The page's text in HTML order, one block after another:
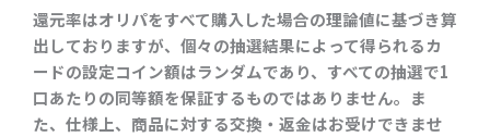
還元率はオリパをすべて購入した場合の理論値に基づき算
出しておりますが、個々の抽選結果によって得られるカ
ードの設定コイン額はランダムであり、すべての抽選で1
口あたりの同等額を保証するものではありません。ま
た、仕様上、商品に対する交換・返金はお受けできませ